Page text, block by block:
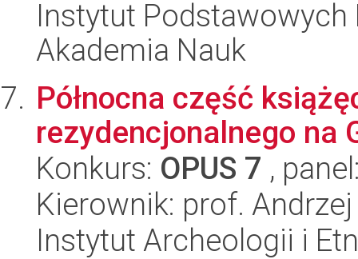
Instytut
Akademia Nauk
Północna część
rezydencjonalnego na
Konkurs: OPUS 7 ,
Kierownik: prof.
Instytut Archeologii i